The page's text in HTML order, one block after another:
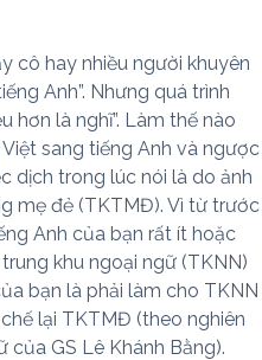
cô hay nhiều người khuyên
Anh”. Nhưng quá trình
hơn là nghĩ”. Làm thế nào
sang tiếng Anh và ngược
dịch trong lúc nói là do ảnh
mẹ đẻ (TKTMĐ). Vì từ trước
Anh của bạn rất ít hoặc
khu ngoại ngữ (TKNN)
bạn là phải làm cho TKNN
lại TKTMĐ (theo nghiên
của GS Lê Khánh Bằng).